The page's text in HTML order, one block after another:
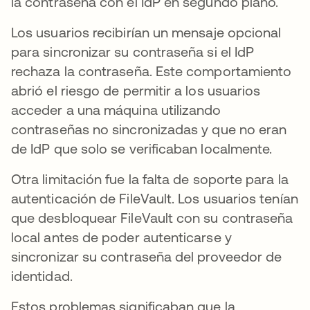
Los usuarios recibirían un mensaje opcional
para sincronizar su contraseña si el IdP
rechaza la contraseña. Este comportamiento
abrió el riesgo de permitir a los usuarios
acceder a una máquina utilizando
contraseñas no sincronizadas y que no eran
de IdP que solo se verificaban localmente.
Otra limitación fue la falta de soporte para la
autenticación de FileVault. Los usuarios tenían
que desbloquear FileVault con su contraseña
local antes de poder autenticarse y
sincronizar su contraseña del proveedor de
identidad.
Estos problemas significaban que la